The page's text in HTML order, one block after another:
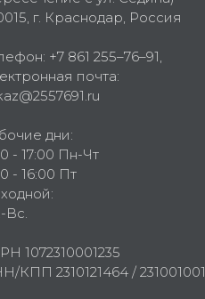
, г. Краснодар, Россия
+7 861 255–76–91,
почта:
дни:
- 17:00 Пн-Чт
- 16:00 Пт
Вс.
1072310001235
КПП 2310121464 / 231001001